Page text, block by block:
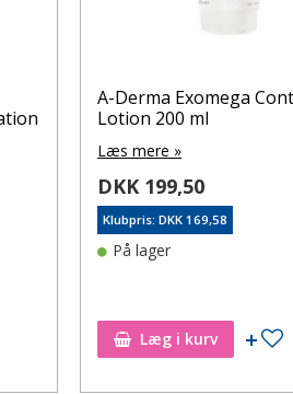
ønskeseddel
A-Derma Exomega
Lotion 200 ml
Læs mere »
DKK 199,50
Klubpris: DKK 169,58
På lager
Læg i kurv